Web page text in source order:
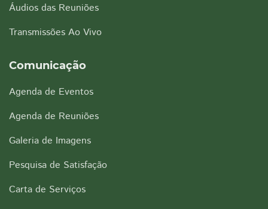
Áudios das Reuniões
Transmissões Ao Vivo
Comunicação
Agenda de Eventos
Agenda de Reuniões
Galeria de Imagens
Pesquisa de Satisfação
Carta de Serviços